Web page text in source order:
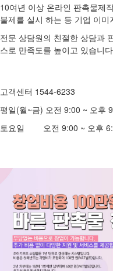
10여년 이상 온라인 판촉물제
불제를 실시 하는 등 기업 이
전문 상담원의 친절한 상담과
스로 만족도를 높이고 있습니
고객센터 1544-6233
평일(월~금) 오전 9:00 ~ 오후
토요일 오전 9:00 ~ 오후